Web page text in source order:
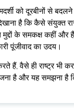
को दूरबीनों से
है कि कैसे संयुक्त
के समकक्ष कहीं
पूंजीवाद का उदय।
हैं, वैसे ही राष्ट्र
है और यह समझना